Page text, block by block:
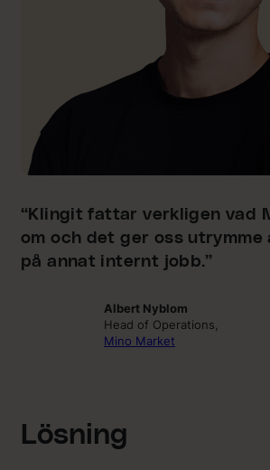
“Klingit fattar verkligen vad
om och det ger oss
på annat internt jobb.”
Albert Nyblom
Head of Operations,
Mino Market
Lösning